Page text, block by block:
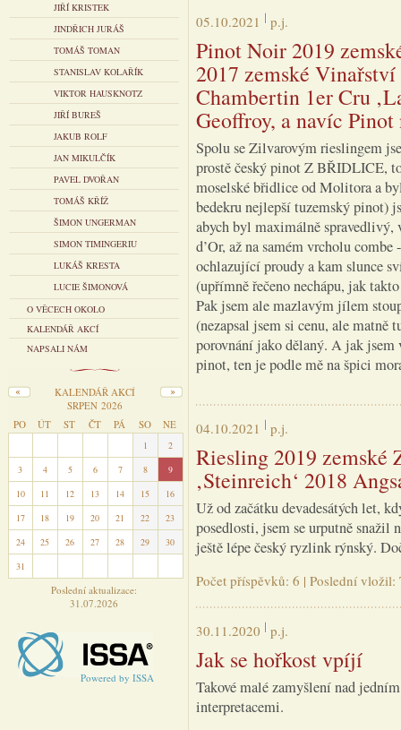
JIŘÍ KRISTEK
JINDŘICH JURÁŠ
TOMÁŠ TOMAN
STANISLAV KOLAŘÍK
VIKTOR HAUSKNOTZ
JIŘÍ BUREŠ
JAKUB ROLF
JAN MIKULČÍK
PAVEL DVOŘAN
TOMÁŠ KŘÍŽ
ŠIMON UNGERMAN
SIMON TIMINGERIU
LUKÁŠ KRESTA
LUCIE ŠIMONOVÁ
O VĚCECH OKOLO
KALENDÁŘ AKCÍ
NAPSALI NÁM
KALENDÁŘ AKCÍ
SRPEN 2026
PO
ÚT ST ČT PÁ SO NE
1
2
3
4 5 6 7 8
9
10
11 12 13 14 15
16
17
18 19 20 21 22
23
24
25 26 27 28 29
30
31
Poslední aktualizace:
31.07.2026
Powered by ISSA
05.10.2021 p.j.
Pinot Noir 2019
2017 zemské
Chambertin 1er Cru
Geoffroy, a navíc
Spolu se Zilvarovým rieslingem
prostě český pinot Z BŘIDLICE,
moselské břidlice od Molitora a
bedekru nejlepší tuzemský pinot)
abych byl maximálně
d’Or, až na samém vrcholu
ochlazující proudy a kam slunce
(upřímně řečeno nechápu, jak
Pak jsem ale mazlavým jílem
(nezapsal jsem si cenu, ale matně
porovnání jako dělaný. A jak
pinot, ten je podle mě na špici
04.10.2021 p.j.
Riesling 2019 zemské
‚Steinreich‘ 2018
Už od začátku devadesátých let,
posedlosti, jsem se urputně snažil
ještě lépe český ryzlink rýnský.
Počet příspěvků: 6 | Poslední
30.11.2020 p.j.
Jak se hořkost vpíjí
Takové malé zamyšlení nad
interpretacemi.